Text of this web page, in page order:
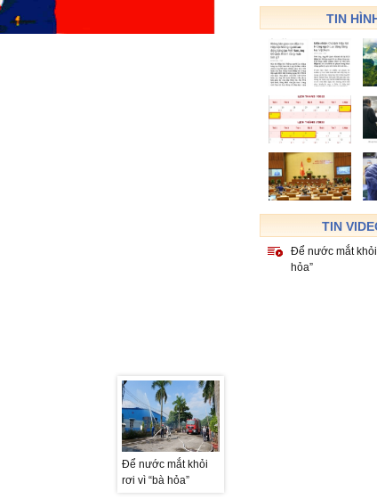
TIN
TIN
Để nước mắt
hỏa”
Để nước mắt khỏi
rơi vì “bà hỏa”